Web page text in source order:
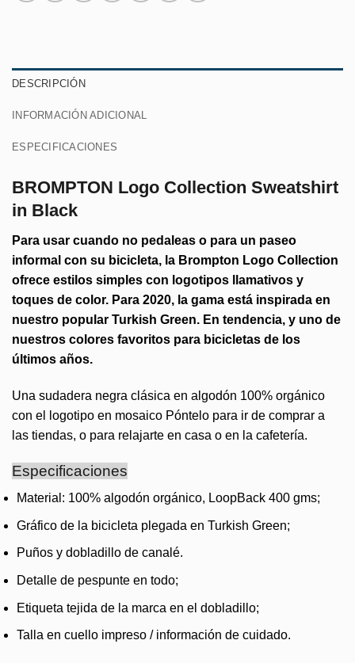
DESCRIPCIÓN
INFORMACIÓN ADICIONAL
ESPECIFICACIONES
BROMPTON Logo Collection Sweatshirt
in Black
Para usar cuando no pedaleas o para un paseo
informal con su bicicleta, la Brompton Logo Collection
ofrece estilos simples con logotipos llamativos y
toques de color. Para 2020, la gama está inspirada en
nuestro popular Turkish Green. En tendencia, y uno de
nuestros colores favoritos para bicicletas de los
últimos años.
Una sudadera negra clásica en algodón 100% orgánico
con el logotipo en mosaico Póntelo para ir de comprar a
las tiendas, o para relajarte en casa o en la cafetería.
Especificaciones
Material: 100% algodón orgánico, LoopBack 400 gms;
Gráfico de la bicicleta plegada en Turkish Green;
Puños y dobladillo de canalé.
Detalle de pespunte en todo;
Etiqueta tejida de la marca en el dobladillo;
Talla en cuello impreso / información de cuidado.